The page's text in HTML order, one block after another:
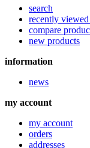
search
recently
compare
new products
information
news
my account
my account
orders
addresses